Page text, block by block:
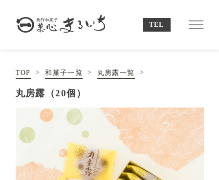
TOP 和菓子一覧 丸房露一覧
丸房露（20個）